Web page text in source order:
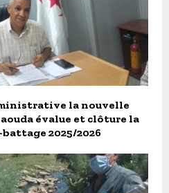
la nouvelle
évalue et clôture la
2025/2026